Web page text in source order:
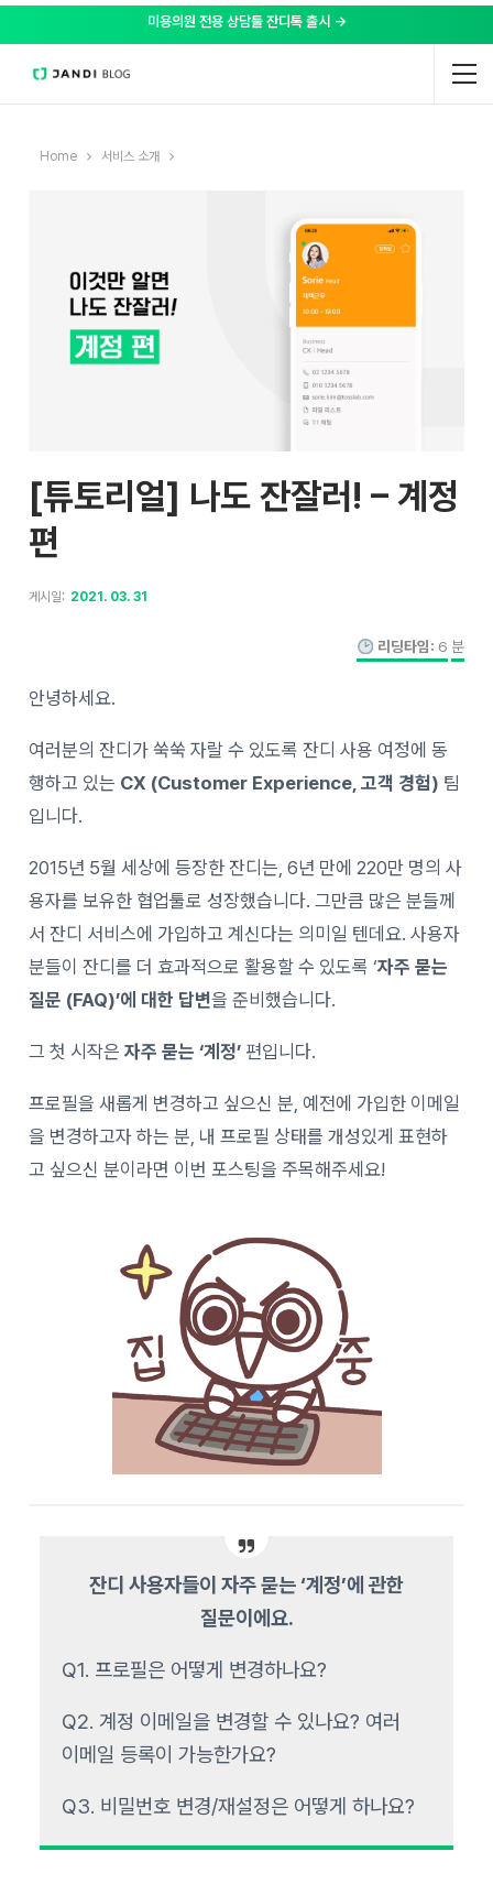
미용의원 전용 상담툴 잔디톡 출시 →
Home 서비스 소개
[튜토리얼] 나도 잔잘러! – 계정
편
게시일: 2021. 03. 31
리딩타임: 6 분
안녕하세요.
여러분의 잔디가 쑥쑥 자랄 수 있도록 잔디 사용 여정에 동
행하고 있는 CX (Customer Experience, 고객 경험) 팀
입니다.
2015년 5월 세상에 등장한 잔디는, 6년 만에 220만 명의 사
용자를 보유한 협업툴로 성장했습니다.그만큼 많은 분들께
서 잔디 서비스에 가입하고 계신다는 의미일 텐데요.사용자
분들이 잔디를 더 효과적으로 활용할 수 있도록 ‘자주 묻는
질문 (FAQ)’에 대한 답변을 준비했습니다.
그 첫 시작은자주 묻는 ‘계정’ 편입니다.
프로필을 새롭게 변경하고 싶으신 분, 예전에 가입한 이메일
을 변경하고자 하는 분, 내 프로필 상태를 개성있게 표현하
고 싶으신 분이라면 이번 포스팅을 주목해주세요!
잔디 사용자들이 자주 묻는 ‘계정’에 관한
질문이에요.
Q1. 프로필은 어떻게 변경하나요?
Q2. 계정 이메일을 변경할 수 있나요? 여러
이메일 등록이 가능한가요?
Q3. 비밀번호 변경/재설정은 어떻게 하나요?